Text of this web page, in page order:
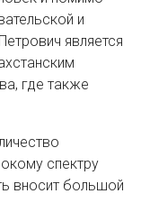
и
является
где также
спектру
вносит большой